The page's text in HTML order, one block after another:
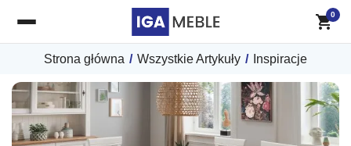
Strona główna / Wszystkie Artykuły / Inspiracje
0